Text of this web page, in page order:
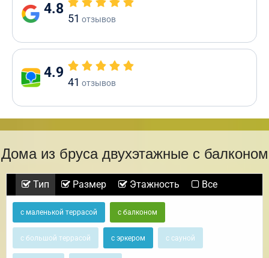
4.8
51 отзывов
4.9
41 отзывов
Дома из бруса двухэтажные с балконом
Тип Размер Этажность Все
с маленькой террасой с балконом
с большой террасой с эркером с сауной